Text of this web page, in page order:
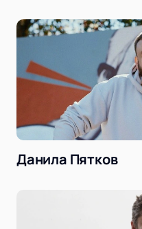
Данила Пятков